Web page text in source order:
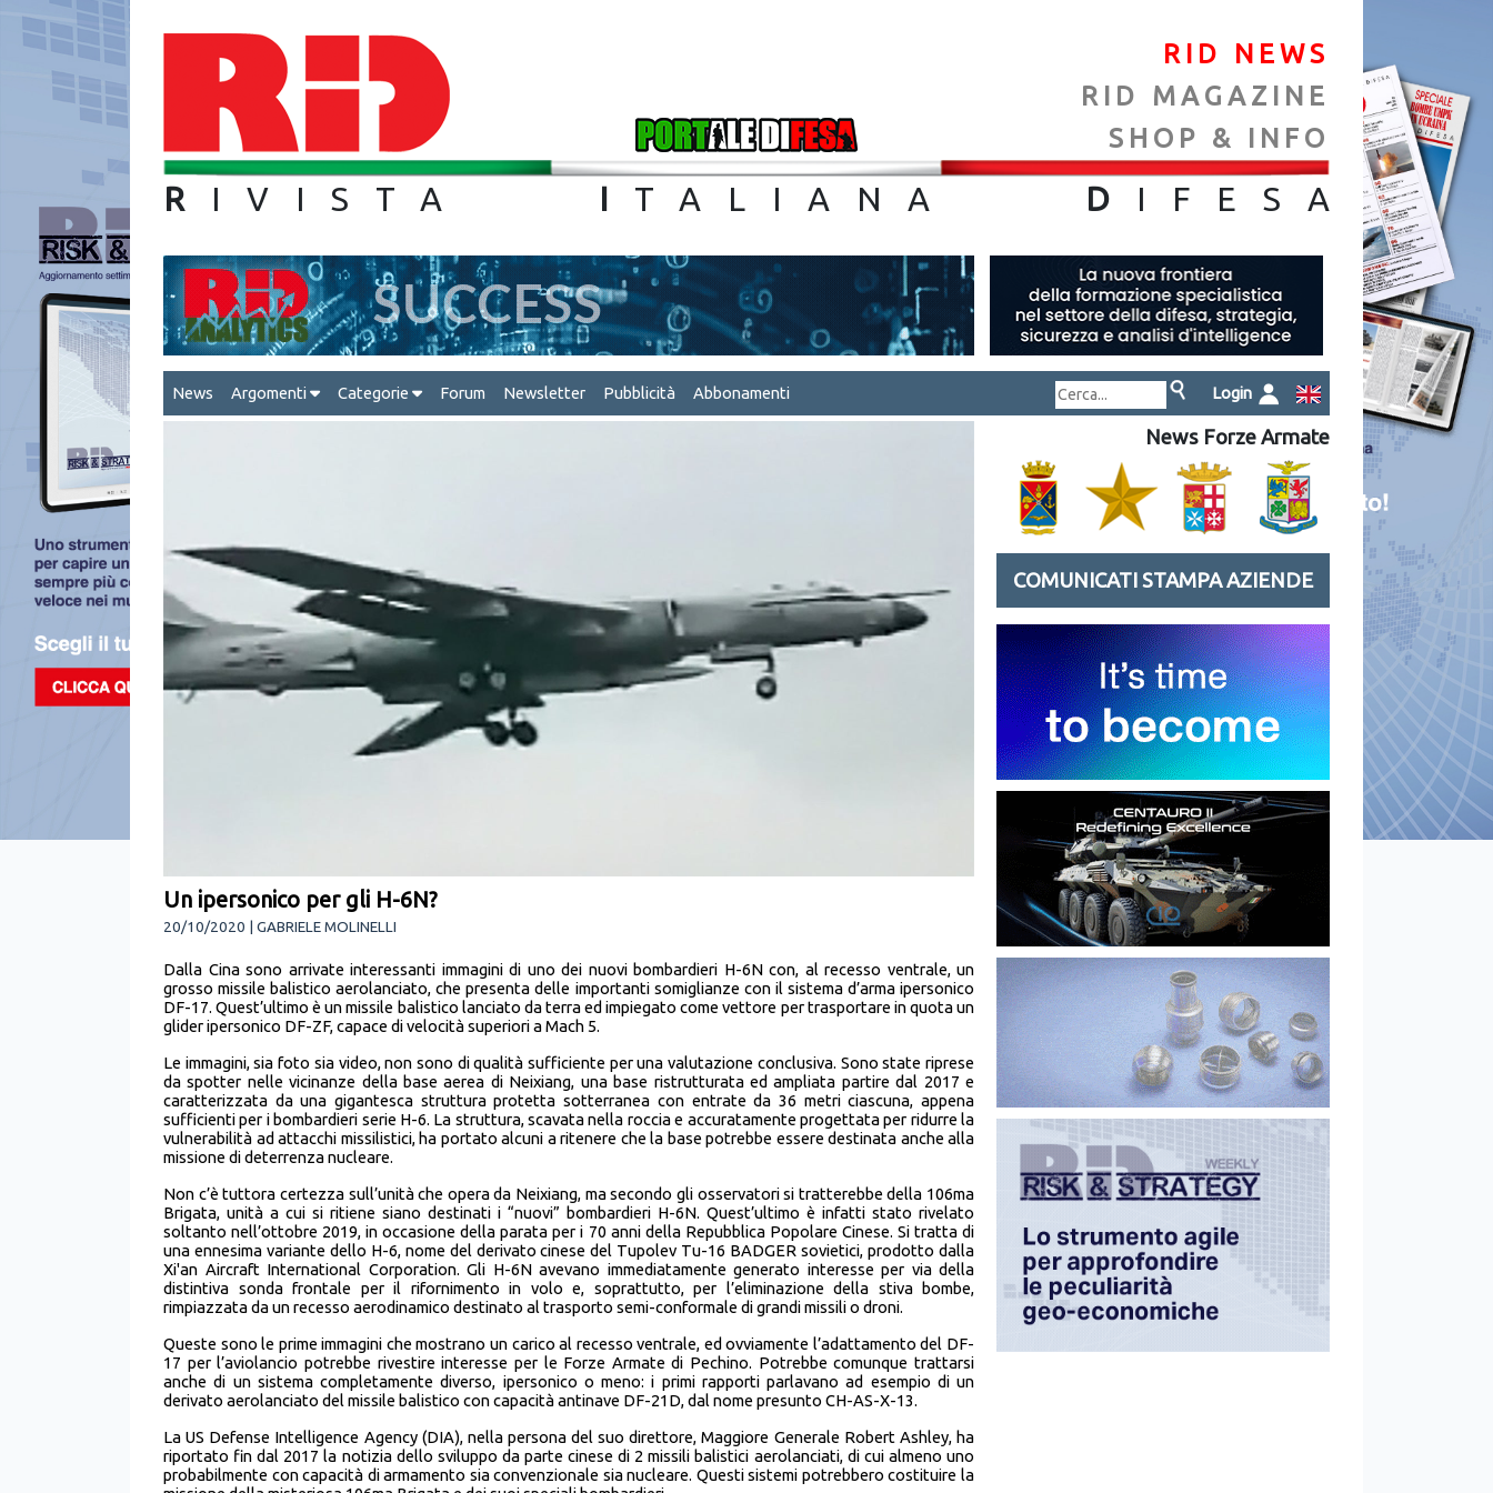
RID NEWS
RID MAGAZINE
SHOP & INFO
R IVISTA I TALIANA D IFES A
News Argomenti Categorie Forum Newsletter Pubblicità Abbonamenti Login
Un ipersonico per gli H-6N?
20/10/2020 | GABRIELE MOLINELLI
Dalla Cina sono arrivate interessanti immagini di uno dei nuovi bombardieri H-6N con, al recesso ventrale, un
grosso missile balistico aerolanciato, che presenta delle importanti somiglianze con il sistema d’arma ipersonico
DF-17. Quest’ultimo è un missile balistico lanciato da terra ed impiegato come vettore per trasportare in quota un
glider ipersonico DF-ZF, capace di velocità superiori a Mach 5.
Le immagini, sia foto sia video, non sono di qualità sufficiente per una valutazione conclusiva. Sono state riprese
da spotter nelle vicinanze della base aerea di Neixiang, una base ristrutturata ed ampliata partire dal 2017 e
caratterizzata da una gigantesca struttura protetta sotterranea con entrate da 36 metri ciascuna, appena
sufficienti per i bombardieri serie H-6. La struttura, scavata nella roccia e accuratamente progettata per ridurre la
vulnerabilità ad attacchi missilistici, ha portato alcuni a ritenere che la base potrebbe essere destinata anche alla
missione di deterrenza nucleare.
Non c’è tuttora certezza sull’unità che opera da Neixiang, ma secondo gli osservatori si tratterebbe della 106ma
Brigata, unità a cui si ritiene siano destinati i “nuovi” bombardieri H-6N. Quest’ultimo è infatti stato rivelato
soltanto nell’ottobre 2019, in occasione della parata per i 70 anni della Repubblica Popolare Cinese. Si tratta di
una ennesima variante dello H-6, nome del derivato cinese del Tupolev Tu-16 BADGER sovietici, prodotto dalla
Xi'an Aircraft International Corporation. Gli H-6N avevano immediatamente generato interesse per via della
distintiva sonda frontale per il rifornimento in volo e, soprattutto, per l’eliminazione della stiva bombe,
rimpiazzata da un recesso aerodinamico destinato al trasporto semi-conformale di grandi missili o droni.
Queste sono le prime immagini che mostrano un carico al recesso ventrale, ed ovviamente l’adattamento del DF-
17 per l’aviolancio potrebbe rivestire interesse per le Forze Armate di Pechino. Potrebbe comunque trattarsi
anche di un sistema completamente diverso, ipersonico o meno: i primi rapporti parlavano ad esempio di un
derivato aerolanciato del missile balistico con capacità antinave DF-21D, dal nome presunto CH-AS-X-13.
La US Defense Intelligence Agency (DIA), nella persona del suo direttore, Maggiore Generale Robert Ashley, ha
riportato fin dal 2017 la notizia dello sviluppo da parte cinese di 2 missili balistici aerolanciati, di cui almeno uno
probabilmente con capacità di armamento sia convenzionale sia nucleare. Questi sistemi potrebbero costituire la
News Forze Armate
COMUNICATI STAMPA AZIENDE